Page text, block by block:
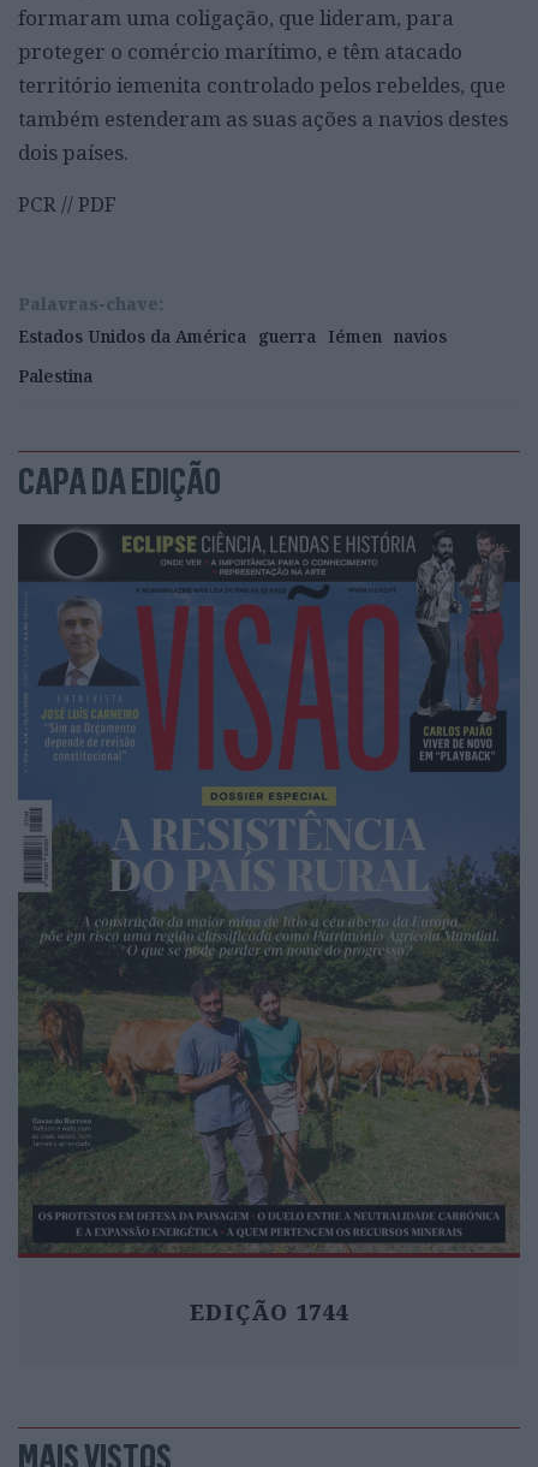
formaram uma coligação, que lideram, para
proteger o comércio marítimo, e têm atacado
território iemenita controlado pelos rebeldes, que
também estenderam as suas ações a navios destes
dois países.
PCR // PDF
Palavras-chave:
Estados Unidos da América guerra Iémen navios
Palestina
CAPA DA EDIÇÃO
EDIÇÃO 1744